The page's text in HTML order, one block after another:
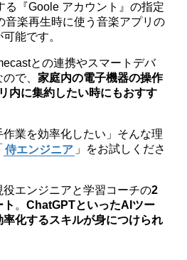
る『Goole アカウント』の指定
音楽再生時に使う音楽アプリの
能です。
との連携やスマートデバ
ので、家庭内の電子機器の操作
内に集約したい時にもおすす
業を効率化したい」そんな理
侍エンジニア 」をお試しくださ
エンジニアと学習コーチの2
。ChatGPTといったAIツー
化するスキルが身につけられ